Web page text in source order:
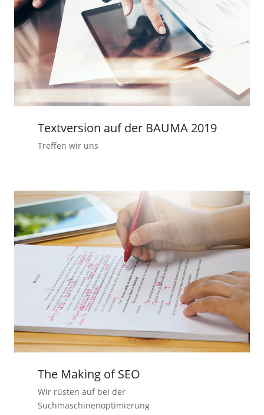
Textversion auf der BAUMA 2019
Treffen wir uns
The Making of SEO
Wir rüsten auf bei der
Suchmaschinenoptimierung